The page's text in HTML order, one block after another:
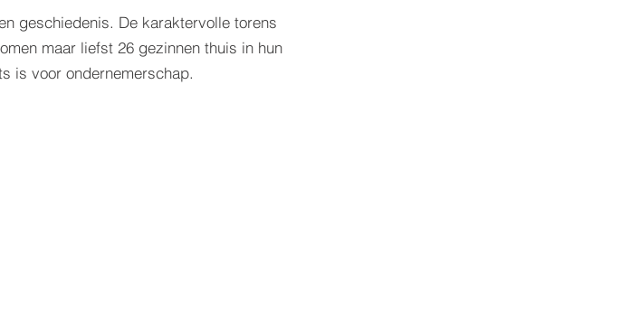
geschiedenis. De karaktervolle torens
maar liefst 26 gezinnen thuis in hun
is voor ondernemerschap.